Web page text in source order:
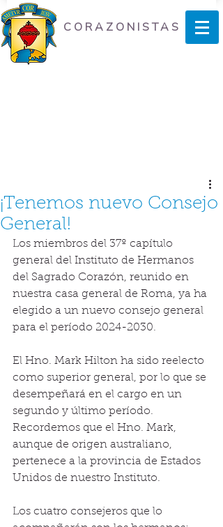
CORAZONISTAS
¡Tenemos nuevo Consejo
General!
Los miembros del 37º capítulo
general del Instituto de Hermanos
del Sagrado Corazón, reunido en
nuestra casa general de Roma, ya ha
elegido a un nuevo consejo general
para el período 2024-2030.
El Hno. Mark Hilton ha sido reelecto
como superior general, por lo que se
desempeñará en el cargo en un
segundo y último período.
Recordemos que el Hno. Mark,
aunque de origen australiano,
pertenece a la provincia de Estados
Unidos de nuestro Instituto.
Los cuatro consejeros que lo